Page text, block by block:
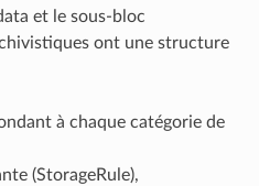
et le sous-bloc
ont une structure
à chaque catégorie de
(StorageRule),